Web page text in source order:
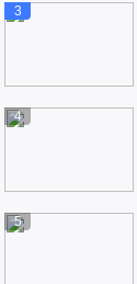
3
4
5